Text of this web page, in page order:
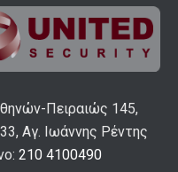
Πειραιώς 145,
Αγ. Ιωάννης Ρέντης
210 4100490